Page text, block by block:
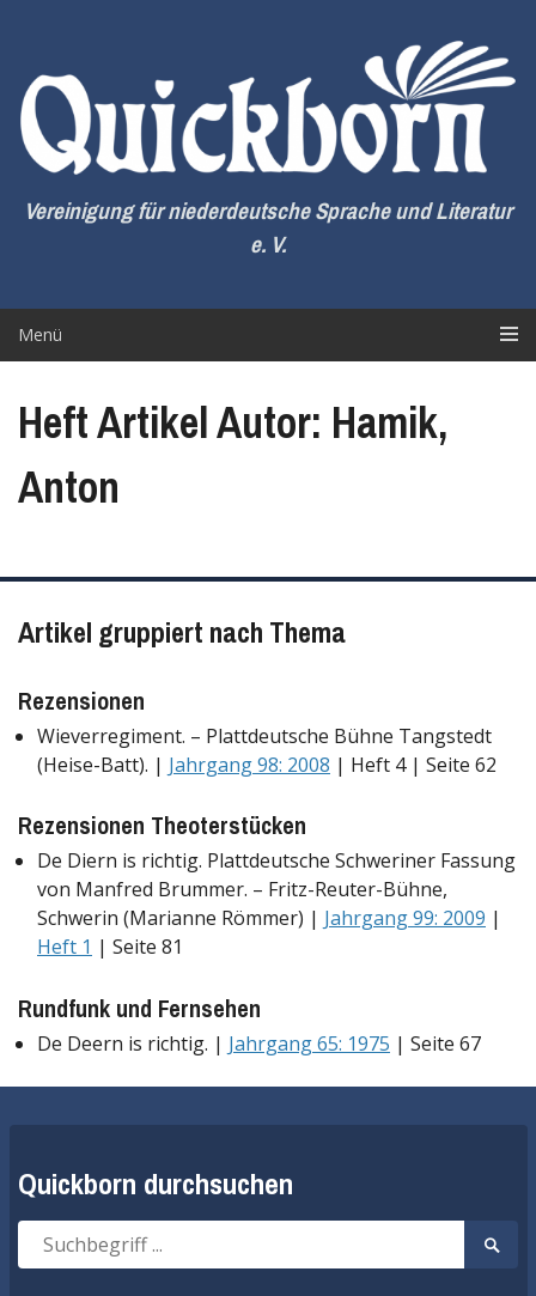
springen
Vereinigung für niederdeutsche Sprache und Literatur
e. V.
Menü
Heft Artikel Autor: Hamik,
Anton
Artikel gruppiert nach Thema
Rezensionen
Wieverregiment. – Plattdeutsche Bühne Tangstedt
(Heise-Batt). | Jahrgang 98: 2008 | Heft 4 | Seite 62
Rezensionen Theoterstücken
De Diern is richtig. Plattdeutsche Schweriner Fassung
von Manfred Brummer. – Fritz-Reuter-Bühne,
Schwerin (Marianne Römmer) | Jahrgang 99: 2009 |
Heft 1 | Seite 81
Rundfunk und Fernsehen
De Deern is richtig. | Jahrgang 65: 1975 | Seite 67
Quickborn durchsuchen
Suche
nach:
Suche